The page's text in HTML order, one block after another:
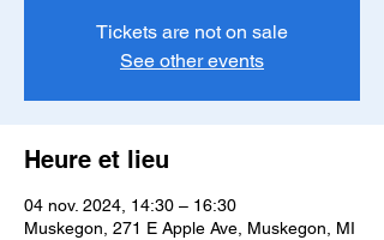
Tickets are not on sale
See other events
Heure et lieu
04 nov. 2024, 14:30 – 16:30
Muskegon, 271 E Apple Ave, Muskegon, MI